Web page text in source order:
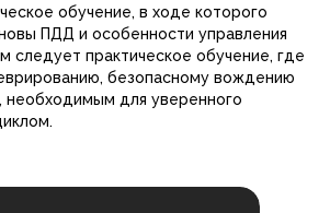
обучение, в ходе которого
ПДД и особенности управления
следует практическое обучение, где
безопасному вождению
необходимым для уверенного